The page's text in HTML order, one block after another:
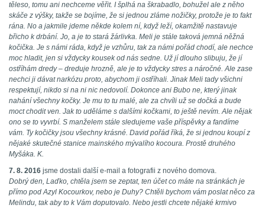
těleso, tomu ani nechceme věřit. I šplhá na škrabadlo, bohužel ale z něho
skáče z výšky, takže se bojíme, že si jednou zláme nožičky, protože je to fakt
rána. No a jakmile jdeme někde kolem ní, když leží, okamžitě nastavuje
břicho k drbání. Jo, a je to stará žárlivka. Meli je stále taková jemná něžná
kočička. Je s námi ráda, když je vzhůru, tak za námi pořád chodí, ale nechce
moc hladit, jen si vždycky kousek od nás sedne. Už jí dlouho slibuju, že jí
ostříhám dredy – dreduje hrozně, ale je to vždycky stres a náročné. Ale zase
nechci ji dávat narkózu proto, abychom ji ostříhali. Jinak Meli tady všichni
respektují, nikdo si na ni nic nedovolí. Dokonce ani Bubo ne, který jinak
nahání všechny kočky. Je mu to tu malé, ale za chvíli už se dočká a bude
moct chodit ven. Jak to uděláme s dalšími kočkami, to ještě nevím. Ale nějak
ono se to vyvrbí. S manželem stále sledujeme vaše příspěvky a fandíme
vám. Ty kočičky jsou všechny krásné. David pořád říká, že si jednou koupí z
nějaké skutečné stanice mainského mývalího kocoura. Prostě druhého
Myšáka. K.
7. 8. 2016 jsme dostali další e-mail a fotografii z nového domova.
Dobrý den, Laďko, chtěla jsem se zeptat, ten účet co máte na stránkách je
přímo pod Azyl Kocourkov, nebo je Duhy? Chtěli bychom vám poslat něco za
Melindu, tak aby to k Vám doputovalo. Nebo jestli chcete nějaké krmivo